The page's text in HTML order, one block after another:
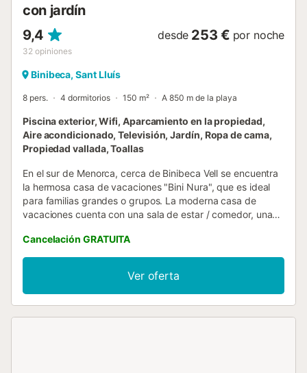
con jardín
9,4
32 opiniones
desde 253 € por noche
Binibeca, Sant Lluís
8 pers. 4 dormitorios 150 m² A 850 m de la playa
Piscina exterior, Wifi, Aparcamiento en la propiedad,
Aire acondicionado, Televisión, Jardín, Ropa de cama,
Propiedad vallada, Toallas
En el sur de Menorca, cerca de Binibeca Vell se encuentra
la hermosa casa de vacaciones "Bini Nura", que es ideal
para familias grandes o grupos. La moderna casa de
vacaciones cuenta con una sala de estar / comedor, una
con 2 camas individuales cada uno), así como 3 baños y
tiene capacidad para 8 personas. Las comodidades
también incluyen Wi-Fi, aire acondicionado, una smart TV,
una cama de bebé, una cuna y una trona. También hay
café de filtro y una cafetera Nespresso. Además, la casa
Cancelación GRATUITA
Ver oferta